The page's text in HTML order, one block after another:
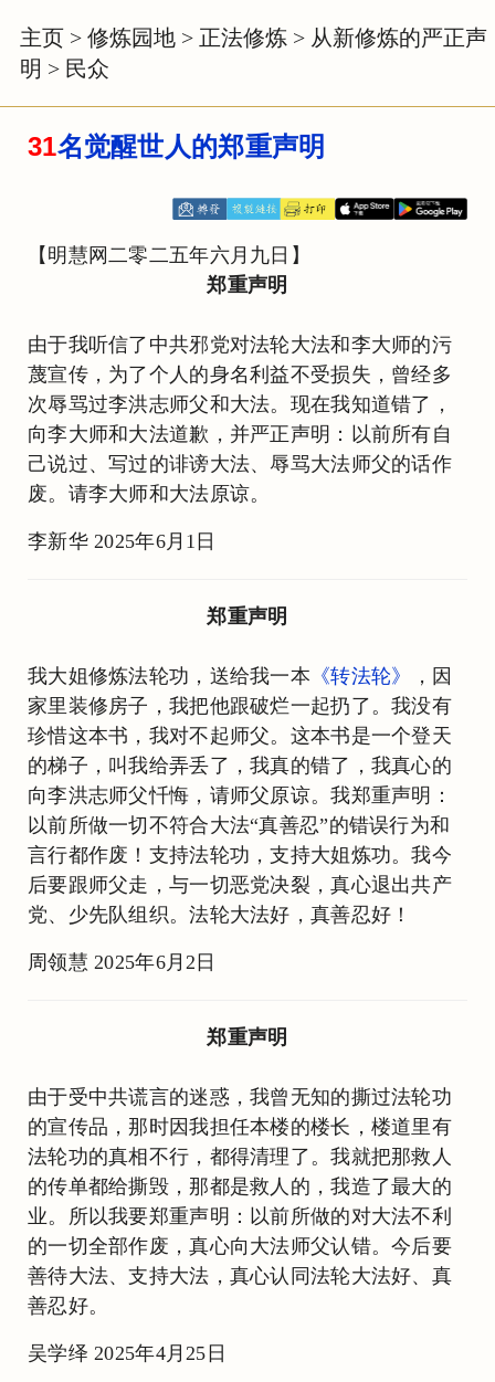
主页 > 修炼园地 > 正法修炼 > 从新修炼的严正声
明 > 民众
31名觉醒世人的郑重声明
【明慧网二零二五年六月九日】
郑重声明
由于我听信了中共邪党对法轮大法和李大师的污
蔑宣传，为了个人的身名利益不受损失，曾经多
次辱骂过李洪志师父和大法。现在我知道错了，
向李大师和大法道歉，并严正声明：以前所有自
己说过、写过的诽谤大法、辱骂大法师父的话作
废。请李大师和大法原谅。
李新华 2025年6月1日
郑重声明
我大姐修炼法轮功，送给我一本 《转法轮》
，因
家里装修房子，我把他跟破烂一起扔了。我没有
珍惜这本书，我对不起师父。这本书是一个登天
的梯子，叫我给弄丢了，我真的错了，我真心的
向李洪志师父忏悔，请师父原谅。我郑重声明：
以前所做一切不符合大法“真善忍”的错误行为和
言行都作废！支持法轮功，支持大姐炼功。我今
后要跟师父走，与一切恶党决裂，真心退出共产
党、少先队组织。法轮大法好，真善忍好！
周领慧 2025年6月2日
郑重声明
由于受中共谎言的迷惑，我曾无知的撕过法轮功
的宣传品，那时因我担任本楼的楼长，楼道里有
法轮功的真相不行，都得清理了。我就把那救人
的传单都给撕毁，那都是救人的，我造了最大的
业。所以我要郑重声明：以前所做的对大法不利
的一切全部作废，真心向大法师父认错。今后要
善待大法、支持大法，真心认同法轮大法好、真
善忍好。
吴学绎 2025年4月25日